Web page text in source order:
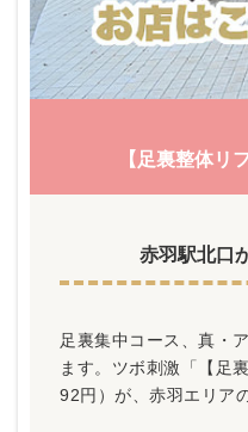
【足裏整体リ
赤羽駅北口
足裏集中コース、真・
ます。ツボ刺激「【足
92円）が、赤羽エリア